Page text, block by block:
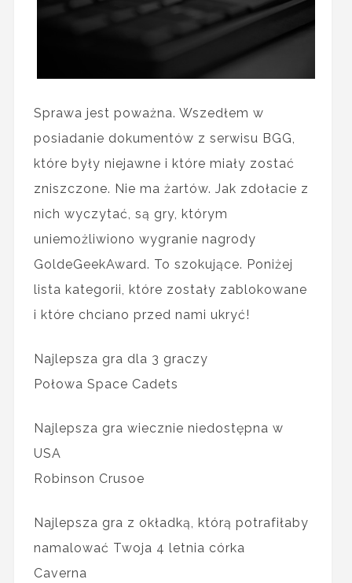
Sprawa jest poważna. Wszedłem w
posiadanie dokumentów z serwisu BGG,
które były niejawne i które miały zostać
zniszczone. Nie ma żartów. Jak zdołacie z
nich wyczytać, są gry, którym
uniemożliwiono wygranie nagrody
GoldeGeekAward. To szokujące. Poniżej
lista kategorii, które zostały zablokowane
i które chciano przed nami ukryć!
Najlepsza gra dla 3 graczy
Połowa Space Cadets
Najlepsza gra wiecznie niedostępna w
USA
Robinson Crusoe
Najlepsza gra z okładką, którą potrafiłaby
namalować Twoja 4 letnia córka
Caverna